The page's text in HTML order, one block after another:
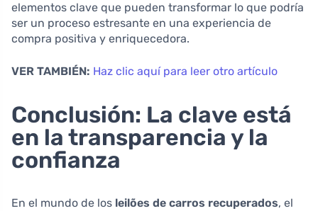
elementos clave que pueden transformar lo que podría
ser un proceso estresante en una experiencia de
compra positiva y enriquecedora.
VER TAMBIÉN: Haz clic aquí para leer otro artículo
Conclusión: La clave está
en la transparencia y la
confianza
En el mundo de los leilões de carros recuperados, el